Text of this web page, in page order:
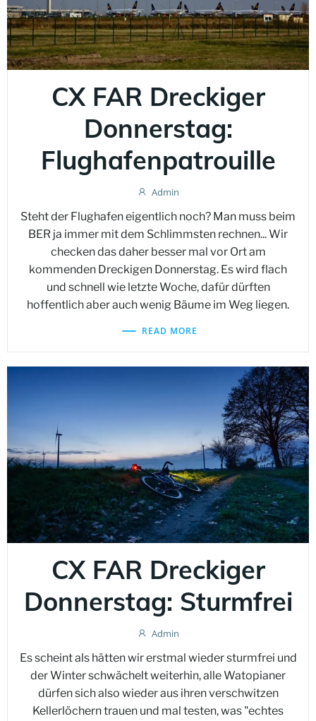
CX FAR Dreckiger
Donnerstag:
Flughafenpatrouille
Admin
Steht der Flughafen eigentlich noch? Man muss beim
BER ja immer mit dem Schlimmsten rechnen... Wir
checken das daher besser mal vor Ort am
kommenden Dreckigen Donnerstag. Es wird flach
und schnell wie letzte Woche, dafür dürften
hoffentlich aber auch wenig Bäume im Weg liegen.
READ MORE
CX FAR Dreckiger
Donnerstag: Sturmfrei
Admin
Es scheint als hätten wir erstmal wieder sturmfrei und
der Winter schwächelt weiterhin, alle Watopianer
dürfen sich also wieder aus ihren verschwitzen
Kellerlöchern trauen und mal testen, was "echtes